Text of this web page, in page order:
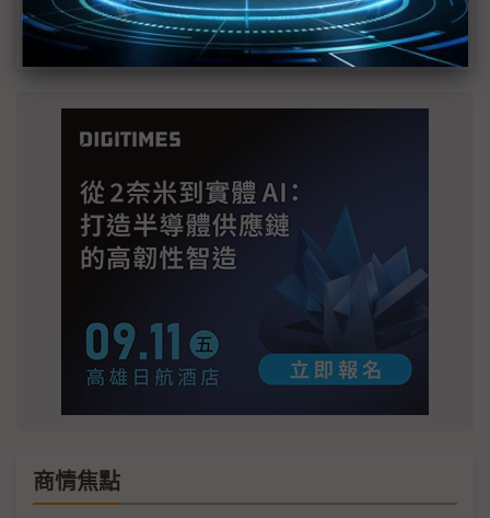
SpaceX晶片採購大轉向 Elon Musk捨超微全面
採用NVIDIA
商情焦點